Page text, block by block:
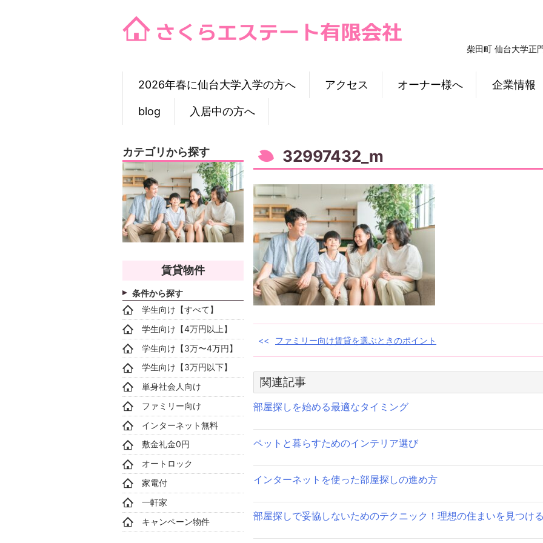
柴田町 仙台大学正
2026年春に仙台大学入学の方へ アクセス オーナー様へ 企業情報
blog 入居中の方へ
32997432_m
投
ナ
ビ
ゲ
ー
シ
ン
ファミリー向け賃貸を選ぶときのポイント
関連記事
部屋探しを始める最適なタイミング
ペットと暮らすためのインテリア選び
インターネットを使った部屋探しの進め方
部屋探しで妥協しないためのテクニック！理想の住まいを見つけ
カテゴリから探す
賃貸物件
条件から探す
学生向け【すべて】
学生向け【4万円以上】
学生向け【3万〜4万円】
学生向け【3万円以下】
単身社会人向け
ファミリー向け
インターネット無料
敷金礼金0円
オートロック
家電付
一軒家
キャンペーン物件